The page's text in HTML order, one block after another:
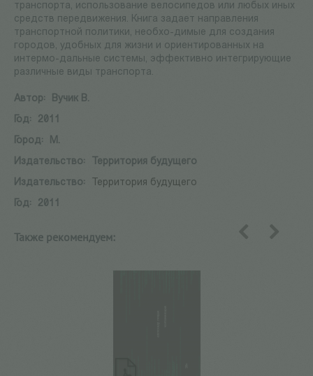
транспорта, использование велосипедов или любых иных
средств передвижения. Книга задает направления
транспортной политики, необхо-димые для создания
городов, удобных для жизни и ориентированных на
интермо-дальные системы, эффективно интегрирующие
различные виды транспорта.
Автор:
Вучик В.
Год:
2011
Город:
М.
Издательство:
Территория будущего
Издательство:
Территория будущего
Год:
2011
Также рекомендуем: